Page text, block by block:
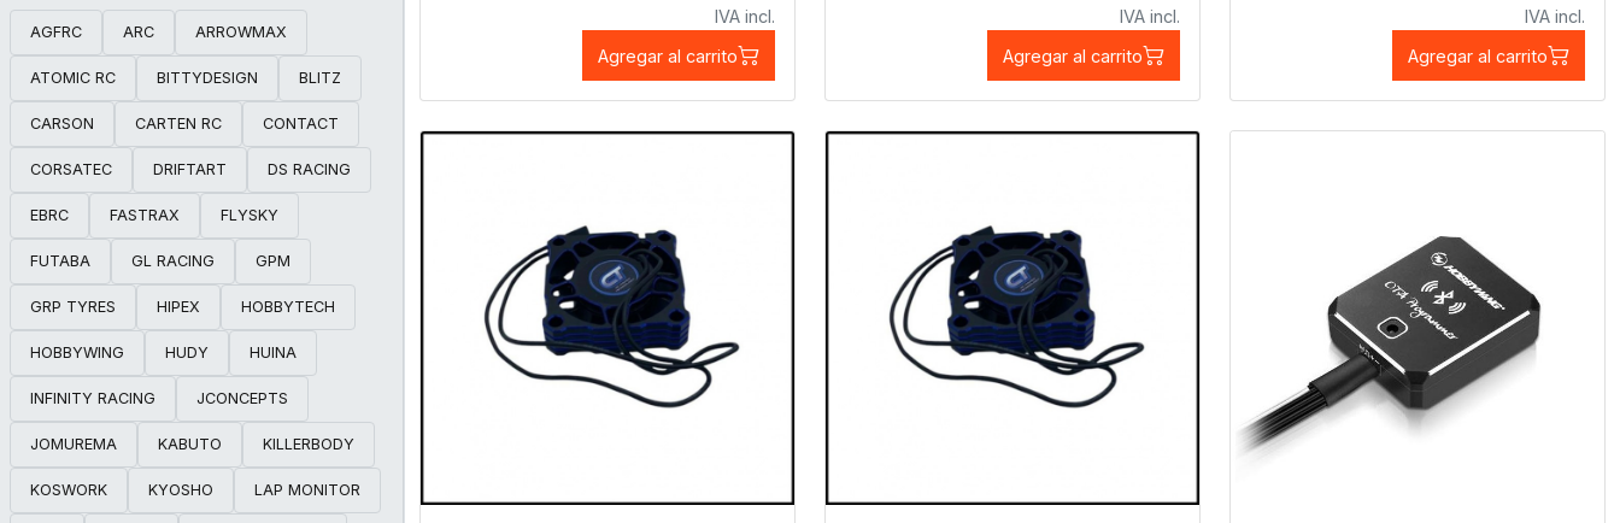
AGFRC ARC ARROWMAX
ATOMIC RC BITTYDESIGN BLITZ
CARSON CARTEN RC CONTACT
CORSATEC DRIFTART DS RACING
EBRC FASTRAX FLYSKY
FUTABA GL RACING GPM
GRP TYRES HIPEX HOBBYTECH
HOBBYWING HUDY HUINA
INFINITY RACING JCONCEPTS
JOMUREMA KABUTO KILLERBODY
KOSWORK KYOSHO LAP MONITOR
IVA incl.
Agregar al carrito
IVA incl.
Agregar al carrito
IVA incl.
Agregar al carrito